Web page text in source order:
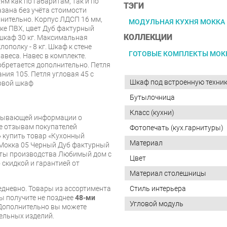
ТЭГИ
МОДУЛЬНАЯ КУХНЯ МОККА
КОЛЛЕКЦИИ
ГОТОВЫЕ КОМПЛЕКТЫ
без учёта стоимости
Корпус ЛДСП 16 мм,
ПВХ, цвет Дуб фактурный
30 кг. Максимальная
- 8 кг. Шкаф к стене
Навес в комплекте.
дополнительно. Петля
105. Петля угловая 45 с
шкаф
информации о
отзывам покупателей
купить товар «Кухонный
05 Черный Дуб фактурный
производства Любимый дом с
и гарантией от
Товары из ассортимента
получите не позднее48-ми
вы можете
изделий.
Шкаф под встроенную
Бутылочница
Класс (кухни)
Фотопечать (кух.гарнитуры)
Материал
Цвет
Материал столешницы
Стиль интерьера
Угловой модуль